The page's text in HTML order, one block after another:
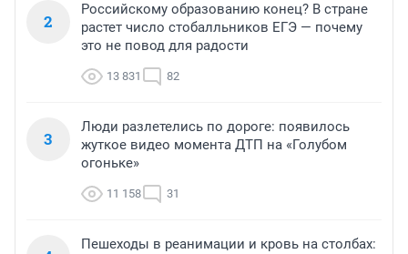
2
Российскому образованию конец? В стране
растет число стобалльников ЕГЭ — почему
это не повод для радости
13 831 82
3
Люди разлетелись по дороге: появилось
жуткое видео момента ДТП на «Голубом
огоньке»
11 158 31
Пешеходы в реанимации и кровь на столбах: